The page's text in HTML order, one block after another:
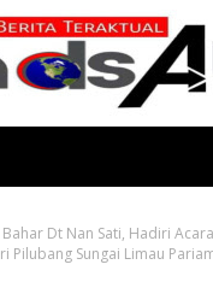
Bahar Dt Nan Sati, Hadiri
Pilubang Sungai Limau